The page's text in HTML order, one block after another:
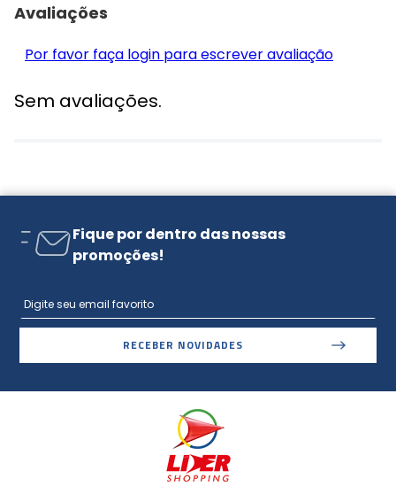
Avaliações
Por favor faça login para escrever avaliação
Sem avaliações.
Fique por dentro das nossas
promoções!
RECEBER NOVIDADES